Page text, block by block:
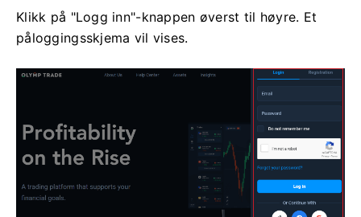
Klikk på "Logg inn"-knappen øverst til høyre. Et
påloggingsskjema vil vises.